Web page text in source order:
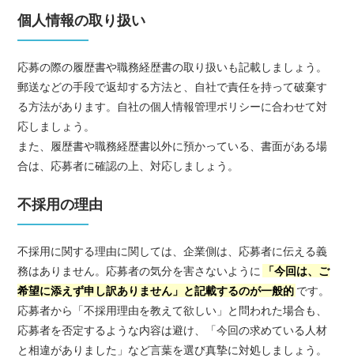
個人情報の取り扱い
応募の際の履歴書や職務経歴書の取り扱いも記載しましょう。
郵送などの手段で返却する方法と、自社で責任を持って破棄す
る方法があります。自社の個人情報管理ポリシーに合わせて対
応しましょう。
また、履歴書や職務経歴書以外に預かっている、書面がある場
合は、応募者に確認の上、対応しましょう。
不採用の理由
不採用に関する理由に関しては、企業側は、応募者に伝える義
務はありません。応募者の気分を害さないように
「今回は、ご
希望に添えず申し訳ありません」と記載するのが一般的 です。
応募者から「不採用理由を教えて欲しい」と問われた場合も、
応募者を否定するような内容は避け、「今回の求めている人材
と相違がありました」など言葉を選び真摯に対処しましょう。